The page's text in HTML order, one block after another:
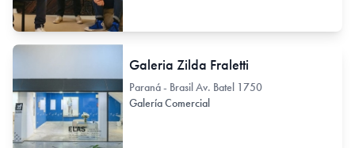
Galeria Zilda Fraletti
Paraná - Brasil Av. Batel 1750
Galería Comercial